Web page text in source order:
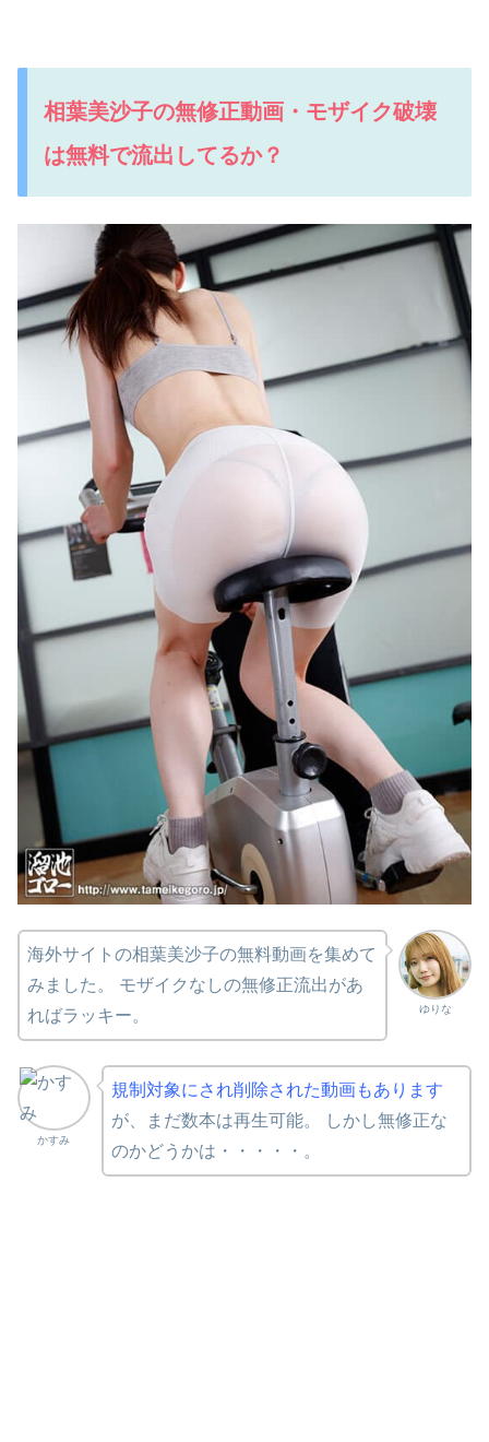
相葉美沙子の無修正動画・モザイク破壊
は無料で流出してるか？
ゆりな
海外サイトの相葉美沙子の無料動画を集めて
みました。 モザイクなしの無修正流出があ
ればラッキー。
かすみ
規制対象にされ削除された動画もあります
が、まだ数本は再生可能。 しかし無修正な
のかどうかは・・・・・。